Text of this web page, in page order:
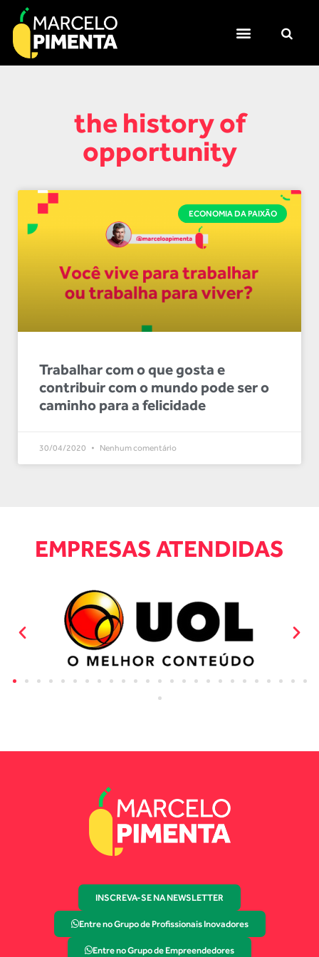
the history of
opportunity
ECONOMIA DA PAIXÃO
Trabalhar com o que gosta e
contribuir com o mundo pode ser o
caminho para a felicidade
30/04/2020 Nenhum comentário
EMPRESAS ATENDIDAS
INSCREVA-SE NA NEWSLETTER
Entre no Grupo de Profissionais Inovadores
Entre no Grupo de Empreendedores